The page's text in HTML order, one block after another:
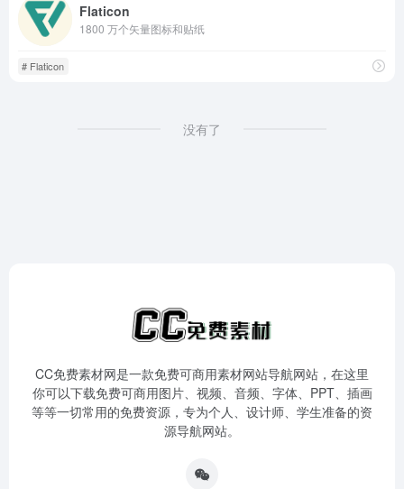
Flaticon
1800 万个矢量图标和贴纸
# Flaticon
没有了
CC免费素材网是一款免费可商用素材网站导航网站，在这里
你可以下载免费可商用图片、视频、音频、字体、PPT、插画
等等一切常用的免费资源，专为个人、设计师、学生准备的资
源导航网站。